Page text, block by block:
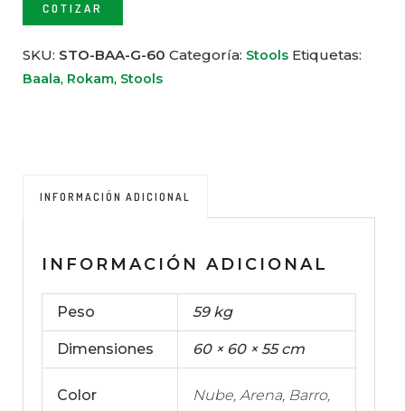
COTIZAR
SKU: STO-BAA-G-60 Categoría: Stools Etiquetas:
Baala, Rokam, Stools
INFORMACIÓN ADICIONAL
INFORMACIÓN ADICIONAL
Peso 59 kg
Dimensiones 60 × 60 × 55 cm
Color
Nube, Arena, Barro,